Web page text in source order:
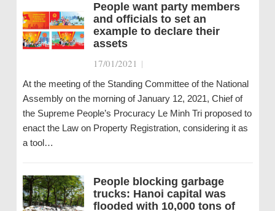
People want party members
and officials to set an
example to declare their
assets
17/01/2021 |
At the meeting of the Standing Committee of the National
Assembly on the morning of January 12, 2021, Chief of
the Supreme People’s Procuracy Le Minh Tri proposed to
enact the Law on Property Registration, considering it as
a tool…
People blocking garbage
trucks: Hanoi capital was
flooded with 10,000 tons of